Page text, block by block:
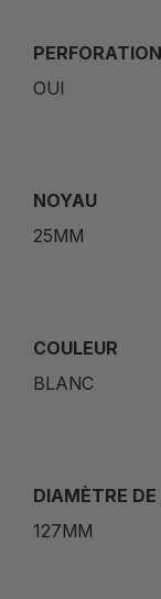
PERFORATION
OUI
NOYAU
25MM
COULEUR
BLANC
DIAMÈTRE
127MM